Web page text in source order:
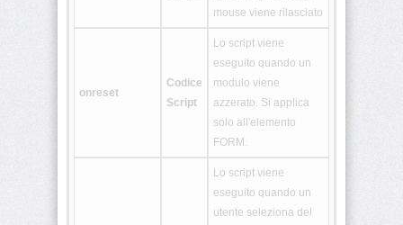
<header>
<hgroup>
mouse viene rilasciato
onreset
Codice
Script
Lo script viene
eseguito quando un
modulo viene
azzerato. Si applica
solo all'elemento
FORM.
Lo script viene
eseguito quando un
utente seleziona del